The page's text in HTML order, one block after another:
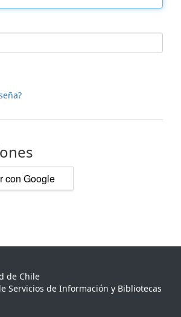
con Google
de Chile
Servicios de Información y Bibliotecas